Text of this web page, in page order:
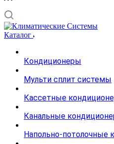
Каталог
Кондиционеры
Мульти сплит системы
Кассетные
Канальные
Напольно-потолочные